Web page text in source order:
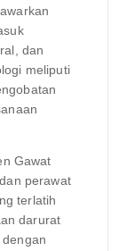
dan
meliputi
Gawat
perawat
terlatih
darurat